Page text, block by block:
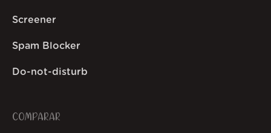
Screener
Spam Blocker
Do-not-disturb
COMPARAR